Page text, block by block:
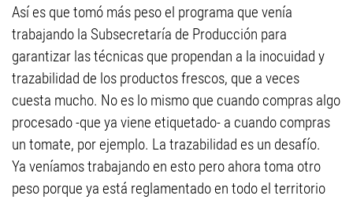
Así es que tomó más peso el programa que venía
trabajando la Subsecretaría de Producción para
garantizar las técnicas que propendan a la inocuidad y
trazabilidad de los productos frescos, que a veces
cuesta mucho. No es lo mismo que cuando compras algo
procesado -que ya viene etiquetado- a cuando compras
un tomate, por ejemplo. La trazabilidad es un desafío.
Ya veníamos trabajando en esto pero ahora toma otro
peso porque ya está reglamentado en todo el territorio